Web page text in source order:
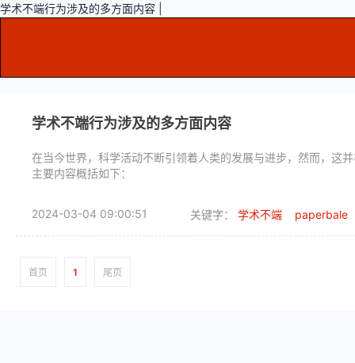
学术不端行为涉及的多方面内容 |
学术不端行为涉及的多方面内容
在当今世界，科学活动不断引领着人类的发展与进步，然而，这
主要内容概括如下：
2024-03-04 09:00:51 关键字： 学术不端 paperbale
首页 1 尾页